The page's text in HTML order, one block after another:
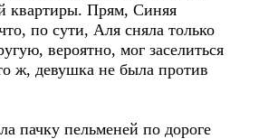
квартиры. Прям, Синяя
по сути, Аля сняла только
вероятно, мог заселиться
ж, девушка не была против
пачку пельменей по дороге